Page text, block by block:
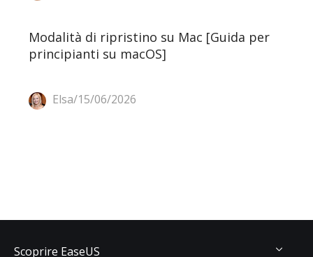
Modalità di ripristino su Mac [Guida per
principianti su macOS]
Elsa/15/06/2026
Scoprire EaseUS